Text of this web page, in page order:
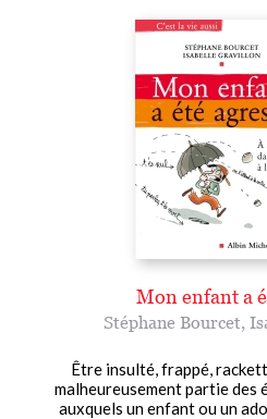
Mon enfant a
Stéphane Bourcet,
Être insulté, frappé,
malheureusement partie des
auxquels un enfant ou un